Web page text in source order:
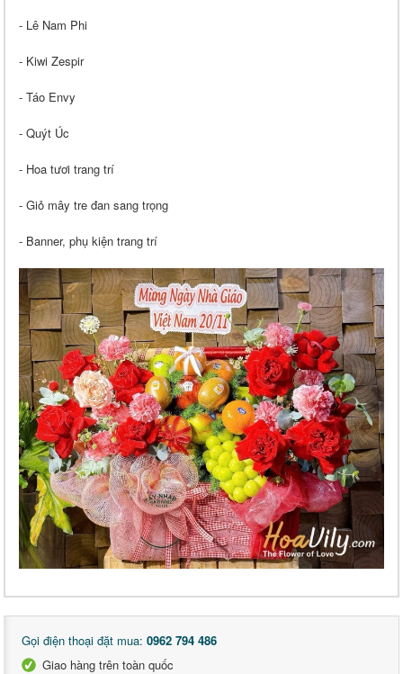
- Lê Nam Phi
- Kiwi Zespir
- Táo Envy
- Quýt Úc
- Hoa tươi trang trí
- Giỏ mây tre đan sang trọng
- Banner, phụ kiện trang trí
Gọi điện thoại đặt mua: 0962 794 486
Giao hàng trên toàn quốc